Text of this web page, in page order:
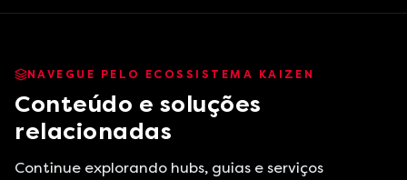
NAVEGUE PELO ECOSSISTEMA KAIZEN
Conteúdo e soluções
relacionadas
Continue explorando hubs, guias e serviços